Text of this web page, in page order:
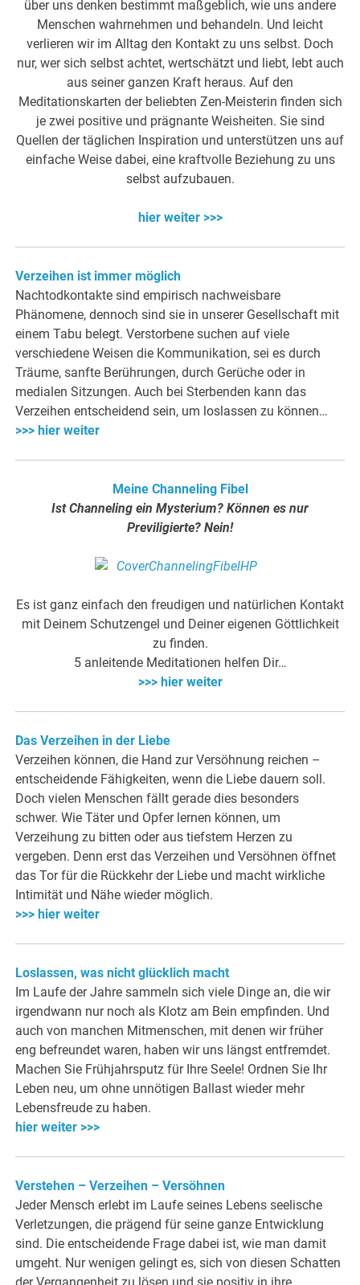
über uns denken bestimmt maßgeblich, wie uns andere
Menschen wahrnehmen und behandeln. Und leicht
verlieren wir im Alltag den Kontakt zu uns selbst. Doch
nur, wer sich selbst achtet, wertschätzt und liebt, lebt auch
aus seiner ganzen Kraft heraus. Auf den
Meditationskarten der beliebten Zen-Meisterin finden sich
je zwei positive und prägnante Weisheiten. Sie sind
Quellen der täglichen Inspiration und unterstützen uns auf
einfache Weise dabei, eine kraftvolle Beziehung zu uns
selbst aufzubauen.
hier weiter >>>
Verzeihen ist immer möglich
Nachtodkontakte sind empirisch nachweisbare
Phänomene, dennoch sind sie in unserer Gesellschaft mit
einem Tabu belegt. Verstorbene suchen auf viele
verschiedene Weisen die Kommunikation, sei es durch
Träume, sanfte Berührungen, durch Gerüche oder in
medialen Sitzungen. Auch bei Sterbenden kann das
Verzeihen entscheidend sein, um loslassen zu können…
>>> hier weiter
Meine Channeling Fibel
Ist Channeling ein Mysterium? Können es nur
Previligierte? Nein!
Es ist ganz einfach den freudigen und natürlichen Kontakt
mit Deinem Schutzengel und Deiner eigenen Göttlichkeit
zu finden.
5 anleitende Meditationen helfen Dir…
>>> hier weiter
Das Verzeihen in der Liebe
Verzeihen können, die Hand zur Versöhnung reichen –
entscheidende Fähigkeiten, wenn die Liebe dauern soll.
Doch vielen Menschen fällt gerade dies besonders
schwer. Wie Täter und Opfer lernen können, um
Verzeihung zu bitten oder aus tiefstem Herzen zu
vergeben. Denn erst das Verzeihen und Versöhnen öffnet
das Tor für die Rückkehr der Liebe und macht wirkliche
Intimität und Nähe wieder möglich.
>>> hier weiter
Loslassen, was nicht glücklich macht
Im Laufe der Jahre sammeln sich viele Dinge an, die wir
irgendwann nur noch als Klotz am Bein empfinden. Und
auch von manchen Mitmenschen, mit denen wir früher
eng befreundet waren, haben wir uns längst entfremdet.
Machen Sie Frühjahrsputz für Ihre Seele! Ordnen Sie Ihr
Leben neu, um ohne unnötigen Ballast wieder mehr
Lebensfreude zu haben.
hier weiter >>>
Verstehen – Verzeihen – Versöhnen
Jeder Mensch erlebt im Laufe seines Lebens seelische
Verletzungen, die prägend für seine ganze Entwicklung
sind. Die entscheidende Frage dabei ist, wie man damit
umgeht. Nur wenigen gelingt es, sich von diesen Schatten